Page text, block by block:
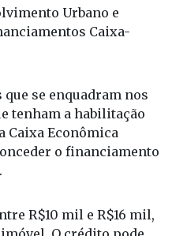
se enquadram nos
o financiamento
R$10 mil e R$16 mil,
quando